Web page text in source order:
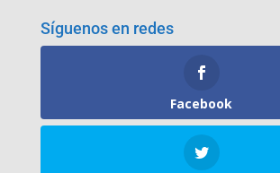
Síguenos en redes
Facebook